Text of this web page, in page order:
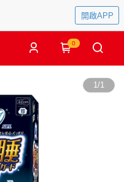
開啟APP
0
1/1